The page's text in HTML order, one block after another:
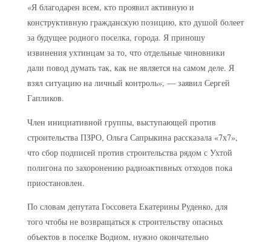
«Я благодарен всем, кто проявил активную и
конструктивную гражданскую позицию, кто душой болеет
за будущее родного поселка, города. Я приношу
извинения ухтинцам за то, что отдельные чиновники
дали повод думать так, как не является на самом деле. Я
взял ситуацию на личный контроль», — заявил Сергей
Гапликов.
Член инициативной группы, выступающей против
строительства ПЗРО, Ольга Сапрыкина рассказала «7х7»,
что сбор подписей против строительства рядом с Ухтой
полигона по захоронению радиоактивных отходов пока
приостановлен.
По словам депутата Госсовета Екатерины Руденко, для
того чтобы не возвращаться к строительству опасных
объектов в поселке Водном, нужно окончательно